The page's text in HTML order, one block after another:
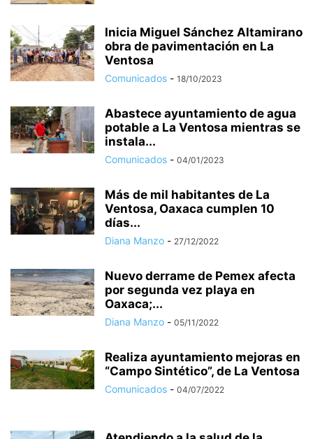
Inicia Miguel Sánchez Altamirano
obra de pavimentación en La
Ventosa
Comunicados - 18/10/2023
Abastece ayuntamiento de agua
potable a La Ventosa mientras se
instala...
Comunicados - 04/01/2023
Más de mil habitantes de La
Ventosa, Oaxaca cumplen 10
días...
Diana Manzo - 27/12/2022
Nuevo derrame de Pemex afecta
por segunda vez playa en
Oaxaca;...
Diana Manzo - 05/11/2022
Realiza ayuntamiento mejoras en
“Campo Sintético”, de La Ventosa
Comunicados - 04/07/2022